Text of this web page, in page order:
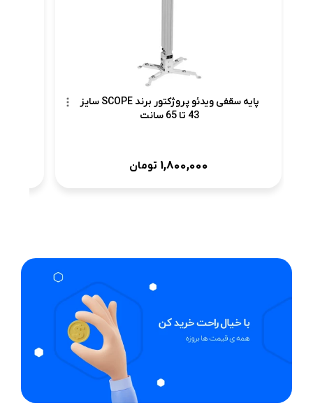
پایه سقفی ویدئو پروژکتور برند SCOPE سایز
43 تا 65 سانت
1,800,000 تومان